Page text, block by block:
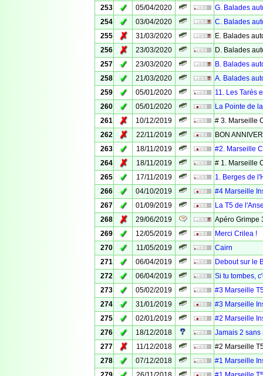
253
✓ 05/04/2020
G. Balades
254
✓ 03/04/2020
C. Balades
255
✗ 31/03/2020
E. Balades
256
✗ 23/03/2020
D. Balades
257
✓ 23/03/2020
B. Balades
258
✓ 21/03/2020
A. Balades
259
✓ 05/01/2020
11. Les Tarés
260
✓ 05/01/2020
La Pointe de
261
✗ 10/12/2019
# 3. Marseille
262
✗ 22/11/2019
BON
263
✓ 18/11/2019
#2. Marseille
264
✗ 18/11/2019
# 1. Marseille
265
✓ 17/11/2019
1. Berges de
266
✓ 04/10/2019
#4 Marseille
267
✓ 01/09/2019
La T5 de
268
✗ 29/06/2019
Apéro Grimpe
269
✓ 12/05/2019
Merci Crilea !
270
✓ 11/05/2019
Cairn
271
✓ 06/04/2019
Debout sur le
272
✓ 06/04/2019
Si tu tombes,
273
✓ 05/02/2019
#3 Marseille
274
✓ 31/01/2019
#3 Marseille
275
✓ 02/01/2019
#2 Marseille
276
✓ 18/12/2018
Jamais 2 sans
277
✗ 11/12/2018
#2 Marseille
278
✓ 07/12/2018
#1 Marseille